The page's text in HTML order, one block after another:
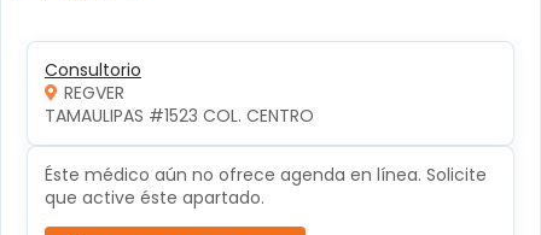
Consultorio
REGVER
TAMAULIPAS #1523 COL. CENTRO
Éste médico aún no ofrece agenda en línea. Solicite
que active éste apartado.